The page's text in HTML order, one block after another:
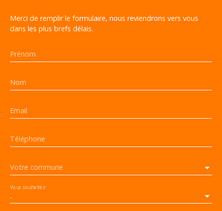
Merci de remplir le formulaire, nous reviendrons vers vous
dans les plus brefs délais.
Prénom
Nom
Email
Téléphone
Votre commune
-
Vous souhaitez